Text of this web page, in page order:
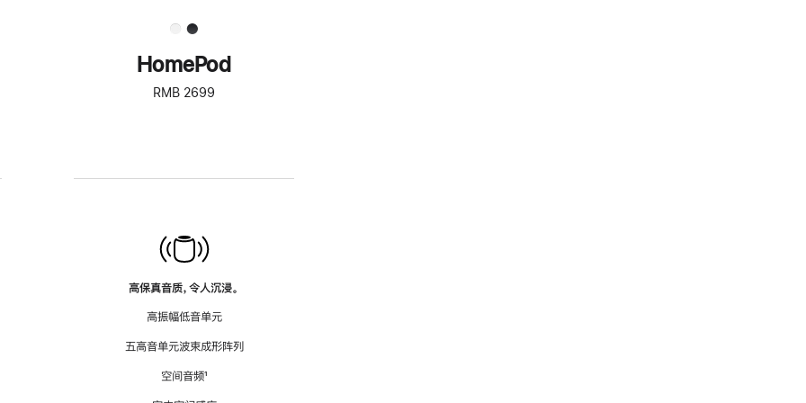
HomePod
RMB 2699
高保真音质，令人沉浸。
高振幅低音单元
五高音单元波束成形阵列
空间音频脚
¹